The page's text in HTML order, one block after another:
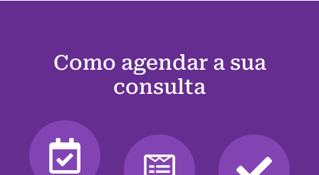
Como agendar a sua
consulta